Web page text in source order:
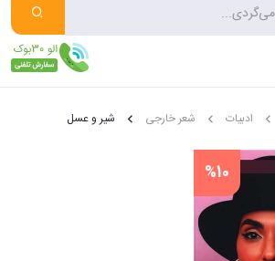
ادبیات شعر خارجی شیر و عسل
%10